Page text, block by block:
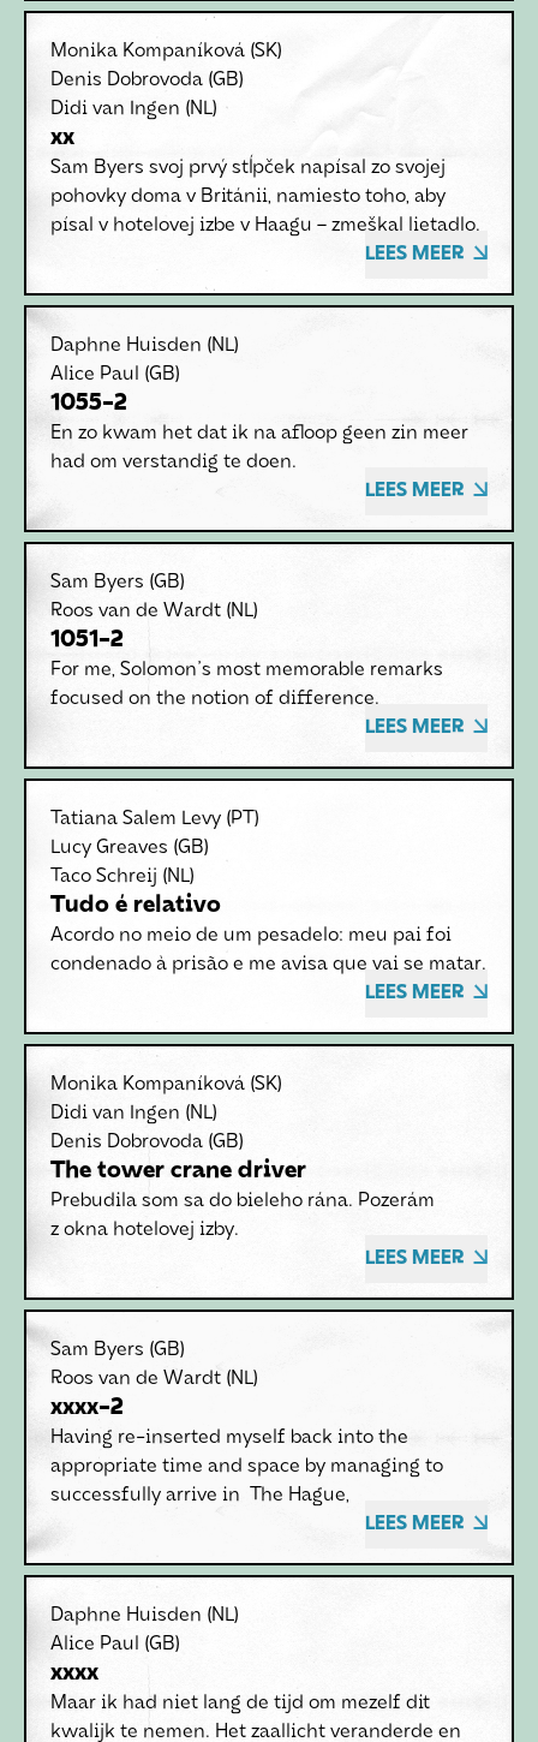
Monika Kompaníková (SK)
Denis Dobrovoda (GB)
Didi van Ingen (NL)
xx
Sam Byers svoj prvý stĺpček napísal zo svojej
pohovky doma v Británii, namiesto toho, aby
písal v hotelovej izbe v Haagu – zmeškal lietadlo.
LEES MEER
Daphne Huisden (NL)
Alice Paul
(GB)
1055-2
En zo kwam het dat ik na afloop geen zin meer
had om verstandig te doen.
LEES MEER
Sam Byers (GB)
Roos van de Wardt (NL)
1051-2
For me, Solomon's most memorable remarks
focused on the notion of difference.
LEES MEER
Tatiana Salem Levy (PT)
Lucy Greaves (GB)
Taco Schreij (NL)
Tudo é relativo
Acordo no meio de um pesadelo: meu pai foi
condenado à prisão e me avisa que vai se matar.
LEES MEER
Monika Kompaníková (SK)
Didi van Ingen (NL)
Denis Dobrovoda (GB)
The tower crane driver
Prebudila som sa do bieleho rána. Pozerám
z okna hotelovej izby.
LEES MEER
Sam Byers (GB)
Roos van de Wardt (NL)
xxxx-2
Having re-inserted myself back into the
appropriate time and space by managing to
successfully arrive in The Hague,
LEES MEER
Daphne Huisden (NL)
Alice Paul
(GB)
xxxx
Maar ik had niet lang de tijd om mezelf dit
kwalijk te nemen. Het zaallicht veranderde en